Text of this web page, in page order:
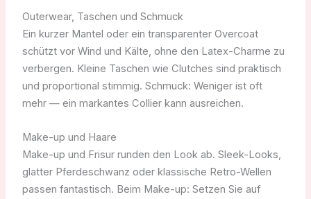
Outerwear, Taschen und Schmuck
Ein kurzer Mantel oder ein transparenter Overcoat
schützt vor Wind und Kälte, ohne den Latex-Charme zu
verbergen. Kleine Taschen wie Clutches sind praktisch
und proportional stimmig. Schmuck: Weniger ist oft
mehr — ein markantes Collier kann ausreichen.
Make-up und Haare
Make-up und Frisur runden den Look ab. Sleek-Looks,
glatter Pferdeschwanz oder klassische Retro-Wellen
passen fantastisch. Beim Make-up: Setzen Sie auf